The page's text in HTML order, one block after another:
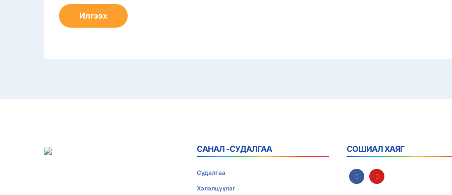
САНАЛ -СУДАЛГАА
Судалгаа
Хэлэлцүүлэг
СОШИАЛ ХАЯГ